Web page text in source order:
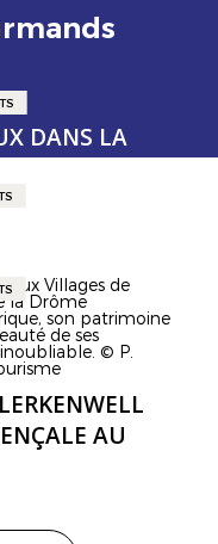
DANS LA
AU